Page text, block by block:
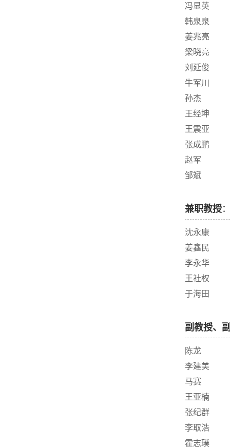
冯显英
韩泉泉
姜兆亮
梁晓亮
刘延俊
牛军川
孙杰
王经坤
王震亚
张成鹏
赵军
邹斌
兼职教授
沈永康
姜鑫民
李永华
王社权
于海田
副教授、
陈龙
李建美
马赛
王亚楠
张纪群
李取浩
霍志璞